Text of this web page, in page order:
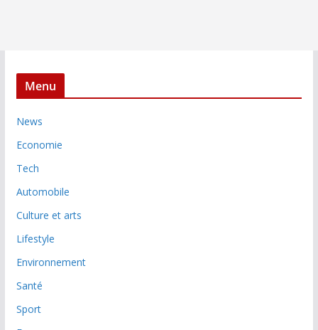
Menu
News
Economie
Tech
Automobile
Culture et arts
Lifestyle
Environnement
Santé
Sport